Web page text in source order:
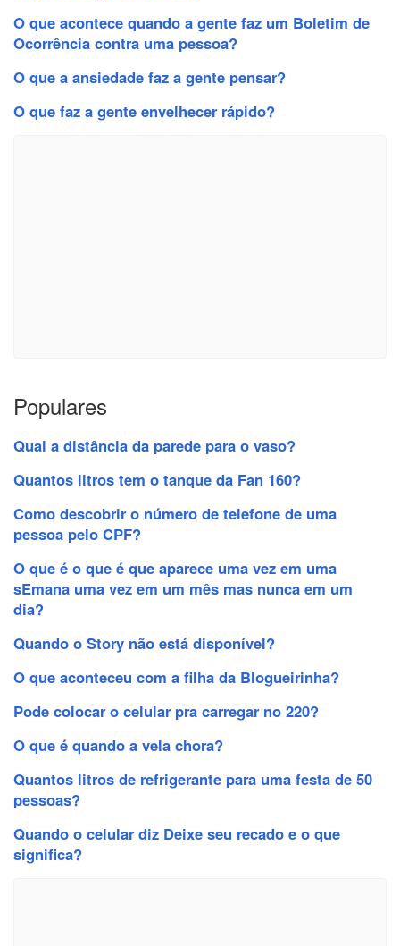
O que acontece quando a gente faz um Boletim de
Ocorrência contra uma pessoa?
O que a ansiedade faz a gente pensar?
O que faz a gente envelhecer rápido?
Populares
Qual a distância da parede para o vaso?
Quantos litros tem o tanque da Fan 160?
Como descobrir o número de telefone de uma
pessoa pelo CPF?
O que é o que é que aparece uma vez em uma
sEmana uma vez em um mês mas nunca em um
dia?
Quando o Story não está disponível?
O que aconteceu com a filha da Blogueirinha?
Pode colocar o celular pra carregar no 220?
O que é quando a vela chora?
Quantos litros de refrigerante para uma festa de 50
pessoas?
Quando o celular diz Deixe seu recado e o que
significa?